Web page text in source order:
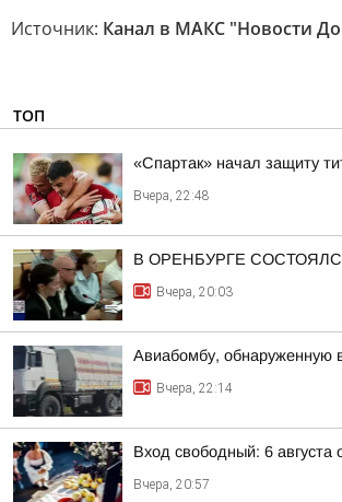
Источник: Канал в МАКС "Новости
ТОП
«Спартак» начал защиту
Вчера, 22:48
В ОРЕНБУРГЕ
Вчера, 20:03
Авиабомбу, обнаруженную
Вчера, 22:14
Вход свободный: 6 августа
Вчера, 20:57